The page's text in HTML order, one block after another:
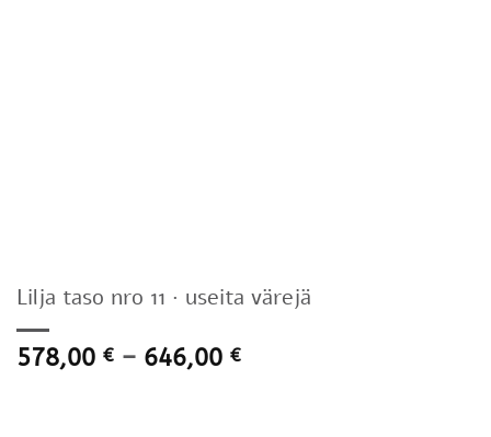
Lilja taso nro 11 · useita värejä
578,00 € – 646,00 €Hintaluokka: